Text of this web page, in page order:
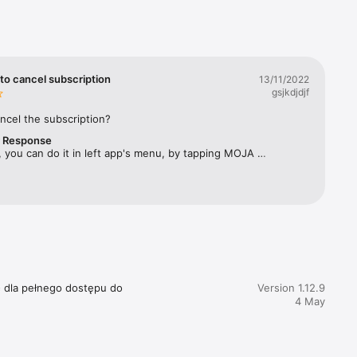
cancel subscription
13/11/2022
gsjkdjdjf
the subscription?
you can do it in left app's menu, by tapping MOJA
pełnego dostępu do
Version 1.12.9
4 May